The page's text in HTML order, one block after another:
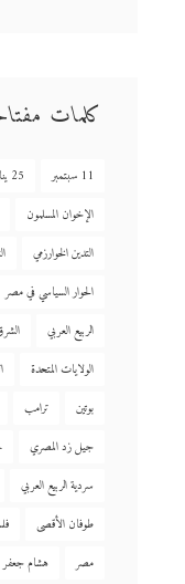
كلمات
11 سبتمبر 25 يناير
الإخوان المسلمون
التدين الخوارزمي
الحوار السياسي في مصر
الربيع العربي
الولايات المتحدة
بوتين
ترامب
جيل زد المصري
سردية الربيع العربي
طوفان الأقصى
مصر
هشام جعفر